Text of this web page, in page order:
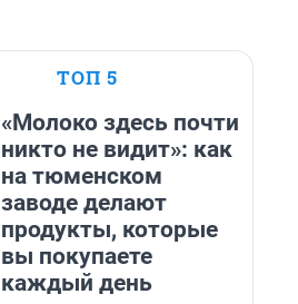
ТОП 5
«Молоко здесь почти
никто не видит»: как
на тюменском
заводе делают
продукты, которые
вы покупаете
каждый день